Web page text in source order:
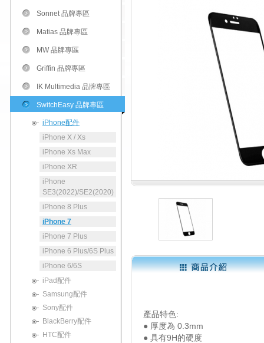
Sonnet 品牌專區
Matias 品牌專區
MW 品牌專區
Griffin 品牌專區
IK Multimedia 品牌專區
SwitchEasy 品牌專區
iPhone配件
iPhone X / Xs
iPhone Xs Max
iPhone XR
iPhone
SE3(2022)/SE2(2020)
iPhone 8 Plus
iPhone 7
iPhone 7 Plus
iPhone 6 Plus/6S Plus
iPhone 6/6S
iPad配件
Samsung配件
Sony配件
BlackBerry配件
HTC配件
產品特色:
● 厚度為 0.3mm
● 具有9H的硬度